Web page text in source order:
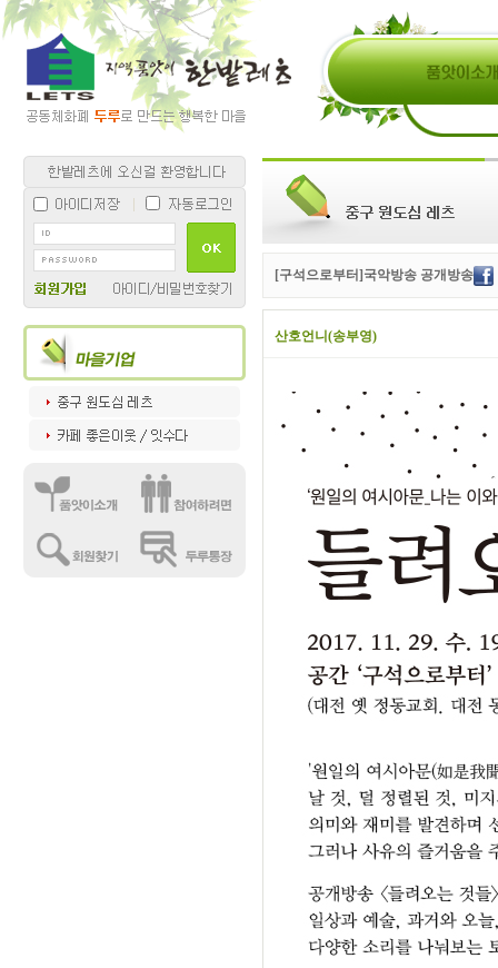
[구석으로부터]국악방송 공개방송
산호언니(송부영)